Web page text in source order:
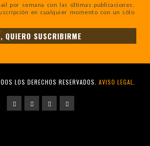
por semana con las últimas publicaciones.
en cualquier momento con un sólo
LOS DERECHOS RESERVADOS. AVISO LEGAL